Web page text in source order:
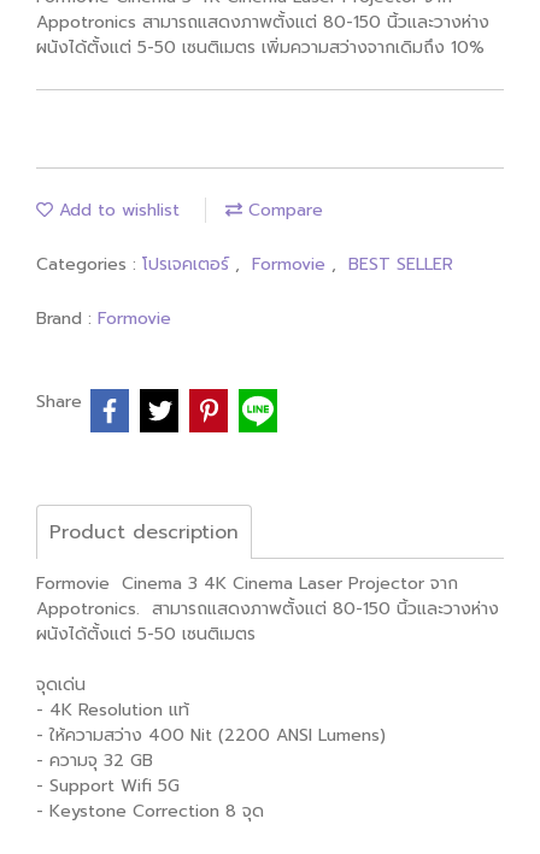
Appotronics สามารถแสดงภาพตั้งแต่ 80-150 นิ้วและวางห่าง
ผนังได้ตั้งแต่ 5-50 เซนติเมตร เพิ่มความสว่างจากเดิมถึง 10%
Add to wishlist Compare
Categories : โปรเจคเตอร์ , Formovie , BEST SELLER
Brand : Formovie
Share
Product description
Formovie Cinema 3 4K Cinema Laser Projector จาก
Appotronics. สามารถแสดงภาพตั้งแต่ 80-150 นิ้วและวางห่าง
ผนังได้ตั้งแต่ 5-50 เซนติเมตร
จุดเด่น
- 4K Resolution แท้
- ให้ความสว่าง 400 Nit (2200 ANSI Lumens)
- ความจุ 32 GB
- Support Wifi 5G
- Keystone Correction 8 จุด